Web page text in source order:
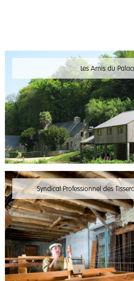
Les Amis du
Syndicat Professionnel des